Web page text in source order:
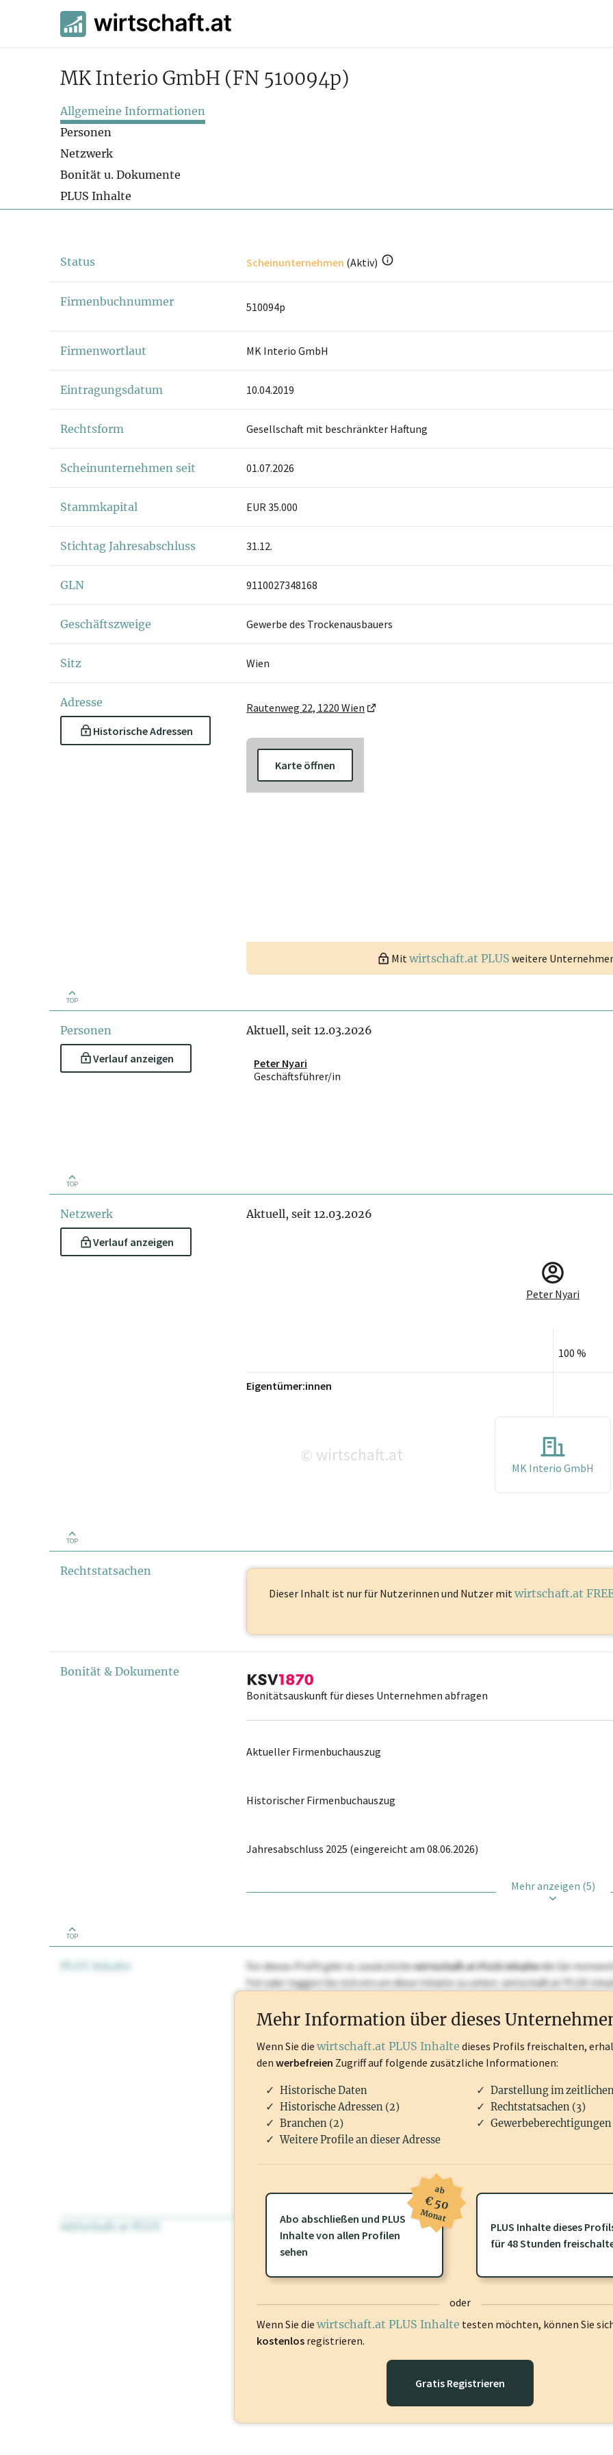
MK Interio GmbH (FN 510094p)
Allgemeine Informationen
Personen
Netzwerk
Bonität u. Dokumente
PLUS Inhalte
Status Scheinunternehmen (Aktiv)
Firmenbuchnummer 510094p
Firmenwortlaut MK Interio GmbH
Eintragungsdatum 10.04.2019
Rechtsform Gesellschaft mit beschränkter Haftung
Scheinunternehmen seit 01.07.2026
Stammkapital EUR 35.000
Stichtag Jahresabschluss 31.12.
GLN 9110027348168
Geschäftszweige Gewerbe des Trockenausbauers
Sitz Wien
Adresse
Historische Adressen
Rautenweg 22, 1220 Wien
Karte öffnen
Mitwirtschaft.at PLUS weitere
TOP
Personen
Verlauf anzeigen
Aktuell, seit 12.03.2026
Peter Nyari
Geschäftsführer/in
TOP
Netzwerk
Verlauf anzeigen
Aktuell, seit 12.03.2026
Peter Nyari
100 %
Eigentümer:innen
© wirtschaft.at
MK Interio GmbH
TOP
Rechtstatsachen
Dieser Inhalt ist nur für Nutzerinnen und Nutzer mit wirtschaft.at
Bonität & Dokumente
Bonitätsauskunft für dieses Unternehmen abfragen
Aktueller Firmenbuchauszug
Historischer Firmenbuchauszug
Jahresabschluss 2025 (eingereicht am 08.06.2026)
Mehr anzeigen (5)
TOP
PLUS Inhalte Für dieses Profil gibt es zusätzlichewirtschaft.at PLUS Inhaltedie Sie
frei oder loggen Sie sich ein um diese Inhalte zu sehen. wirtschaft.at PLUS
wirtschaft.at PLUS Für dieses Profil gibt es zusätzliche wirtschaft.at PLUS Inhaltedie Sie
frei oder loggen Sie sich ein um diese Inhalte zu sehen.
Mehr Information über dieses
Wenn Sie die wirtschaft.at PLUS Inhalte dieses Profils freischalten,
den werbefreien Zugriff auf folgende zusätzliche Informationen:
Historische Daten
Darstellung im
Historische Adressen (2)
Rechtstatsachen (3)
Branchen (2)
Weitere Profile an dieser Adresse
Abo abschließen und PLUS
Inhalte von allen Profilen
sehen
ab
€ 50
Monat
PLUS Inhalte dieses
für 48 Stunden
oder
Wenn Sie die wirtschaft.at PLUS Inhalte testen möchten, können Sie
kostenlos registrieren.
Gratis Registrieren